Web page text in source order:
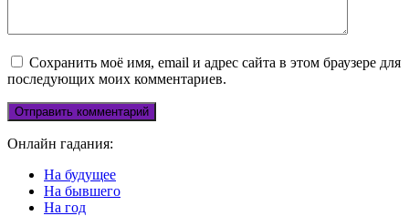
Сохранить моё имя, email и адрес сайта в этом браузере для
последующих моих комментариев.
Онлайн гадания:
На будущее
На бывшего
На год